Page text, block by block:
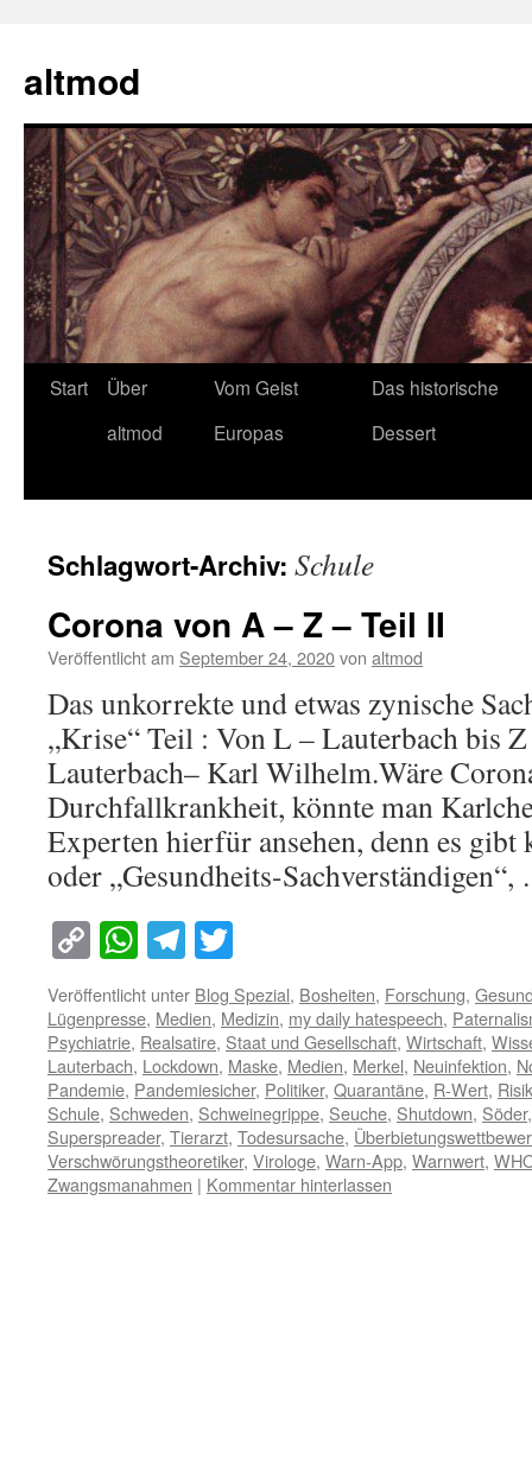
springen
altmod
Start
Über
altmod
Vom Geist
Europas
Das historische
Dessert
Schlagwort-Archiv: Schule
Corona von A – Z – Teil II
Veröffentlicht am September 24, 2020von altmod
Das unkorrekte und etwas zynische
„Krise“ Teil : Von L – Lauterbach bis
Lauterbach– Karl Wilhelm.Wäre
Durchfallkrankheit, könnte man
Experten hierfür ansehen, denn es
oder „Gesundheits-
Copy
Link
WhatsApp
Telegram
Veröffentlicht unter Blog Spezial, Bosheiten, Forschung,
Lügenpresse, Medien, Medizin, my daily hatespeech,
Psychiatrie, Realsatire, Staat und Gesellschaft, Wirtschaft,
Lauterbach, Lockdown, Maske, Medien, Merkel, Neuinfektion,
Pandemie, Pandemiesicher, Politiker, Quarantäne, R-Wert,
Schule, Schweden, Schweinegrippe, Seuche, Shutdown, Söder
Superspreader, Tierarzt, Todesursache,
Verschwörungstheoretiker, Virologe, Warn-App, Warnwert,
Zwangsmanahmen | Kommentar hinterlassen